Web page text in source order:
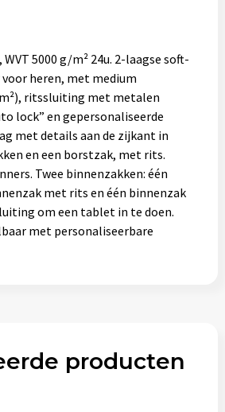
WVT 5000 g/m² 24u. 2-laagse soft-
heren, met medium
ritssluiting met metalen
lock” en gepersonaliseerde
met details aan de zijkant in
en een borstzak, met rits.
Twee binnenzakken: één
met rits en één binnenzak
om een tablet in te doen.
met personaliseerbare
producten